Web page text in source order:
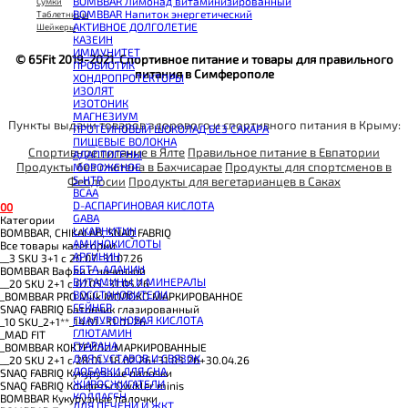
BOMBBAR Напиток энергетический
АКТИВНОЕ ДОЛГОЛЕТИЕ
КАЗЕИН
ИММУНИТЕТ
ПРОБИОТИК
ХОНДРОПРОТЕКТОРЫ
ИЗОЛЯТ
ИЗОТОНИК
МАГНЕЗИУМ
ПРОТЕИНОВЫЙ ШОКОЛАД БЕЗ САХАРА
ПИЩЕВЫЕ ВОЛОКНА
АДАПТОГЕНЫ
МОРОЖЕНОЕ
5-HTP
BCAA
D-АСПАРГИНОВАЯ КИСЛОТА
GABA
L-КАРНИТИН
АМИНОКИСЛОТЫ
АРГИНИН
БЕТА-АЛАНИН
ВИТАМИНЫ И МИНЕРАЛЫ
ВОССТАНОВИТЕЛИ
ГЕЙНЕР
ГИАЛУРОНОВАЯ КИСЛОТА
ГЛЮТАМИН
ГУАРАНА
ДЛЯ СУСТАВОВ И СВЯЗОК
ДОБАВКИ ДЛЯ СНА
ЖИРОСЖИГАТЕЛИ
КОЛЛАГЕН
ДЛЯ ПЕЧЕНИ И ЖКТ
Таблетницы
Шейкеры
© 65Fit 2019-2021. Спортивное питание и товары для правильного
питания в Симферополе
Пункты выдачи товаров здорового и спортивного питания в Крыму:
Спортивное питание в Ялте Правильное питание в Евпатории
Продукты без глютена в Бахчисарае Продукты для спортсменов в
Феодосии Продукты для вегетарианцев в Саках
00
Категории
BOMBBAR, CHIKALAB, SNAQ FABRIQ
Все товары категории
__3 SKU 3+1 с 20.07.-31.07.26
BOMBBAR Вафли с начинкой
__20 SKU 2+1 с 07.05.-31.05.26
_BOMBBAR PRO Milk МОЛОКО МАРКИРОВАННОЕ
SNAQ FABRIQ Батончик глазированный
_10 SKU_2+1**_14.01.-31.01.26
_MAD FIT
_BOMBBAR КОКТЕЙЛИ МАРКИРОВАННЫЕ
__20 SKU 2+1 с 28.01.-18.02.26+31.03.26+30.04.26
SNAQ FABRIQ Кукурузные палочки
SNAQ FABRIQ Конфеты Qwikler minis
BOMBBAR Кукурузные палочки